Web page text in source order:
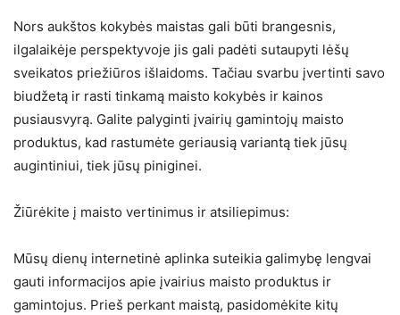
Nors aukštos kokybės maistas gali būti brangesnis,
ilgalaikėje perspektyvoje jis gali padėti sutaupyti lėšų
sveikatos priežiūros išlaidoms. Tačiau svarbu įvertinti savo
biudžetą ir rasti tinkamą maisto kokybės ir kainos
pusiausvyrą. Galite palyginti įvairių gamintojų maisto
produktus, kad rastumėte geriausią variantą tiek jūsų
augintiniui, tiek jūsų piniginei.
Žiūrėkite į maisto vertinimus ir atsiliepimus:
Mūsų dienų internetinė aplinka suteikia galimybę lengvai
gauti informacijos apie įvairius maisto produktus ir
gamintojus. Prieš perkant maistą, pasidomėkite kitų